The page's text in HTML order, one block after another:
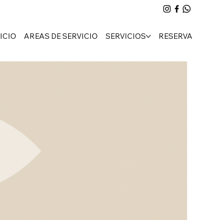
AREAS DE SERVICIO SERVICIOS RESERVA